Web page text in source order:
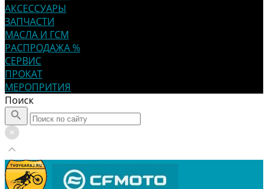
АКСЕССУАРЫ
ЗАПЧАСТИ
МАСЛА И ГСМ
РАСПРОДАЖА %
СЕРВИС
ПРОКАТ
МЕРОПРИТИЯ
Поиск